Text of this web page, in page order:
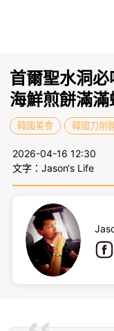
首爾聖水洞
海鮮煎餅滿滿
韓國美食 韓國刀削
2026-04-16 12:30
文字：Jason‘s Life